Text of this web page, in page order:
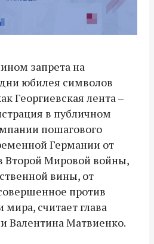
запрета на
юбилея символов
Георгиевская лента –
в публичном
пошагового
Германии от
Второй Мировой войны,
вины, от
против
считает глава
Валентина Матвиенко.